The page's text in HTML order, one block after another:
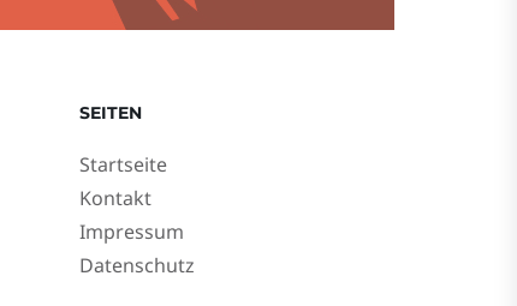
SEITEN
Startseite
Kontakt
Impressum
Datenschutz